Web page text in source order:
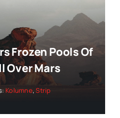
Frozen Pools Of
Over Mars
Kolumne,Strip